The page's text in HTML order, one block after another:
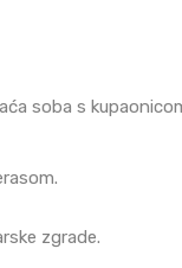
soba s
zgrade.